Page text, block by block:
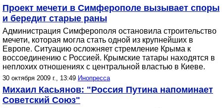
Проект мечети в Симферополе вызывает споры
и бередит старые раны
Администрация Симферополя остановила строительство
мечети, которая могла стать одной из крупнейших в
Европе. Ситуацию осложняет стремление Крыма к
воссоединению с Россией. Крымские татары находятся в
неплохих отношениях с центральной властью в Киеве.
30 октября 2009 г., 13:49 Инопресса
Михаил Касьянов: "Россия Путина напоминает
Советский Союз"